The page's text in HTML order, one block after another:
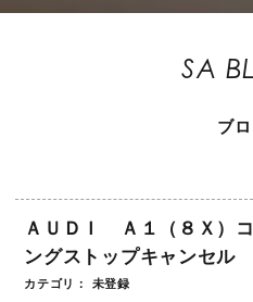
SA
ブ
ＡＵＤＩ Ａ１（８Ｘ）
ングストップキャンセル
カテゴリ： 未登録